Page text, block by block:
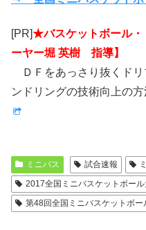
[PR]★バスケットボール・
ーヤー堀 英樹 指導】
ＤＦをあっさり抜くドリ
ンドリングの技術向上
ミニバス 試合速報
2017全国ミニバスケットボー
第48回全国ミニバスケットボー